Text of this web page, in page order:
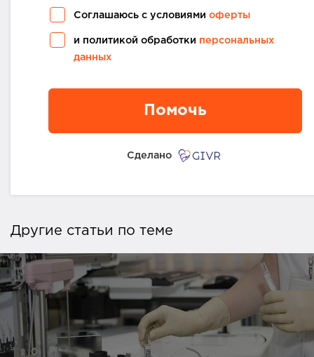
Соглашаюсь с условиями оферты
и политикой обработки персональных
данных
Помочь
Сделано
Другие статьи по теме